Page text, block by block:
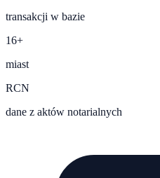
transakcji w bazie
16+
miast
RCN
dane z aktów notarialnych